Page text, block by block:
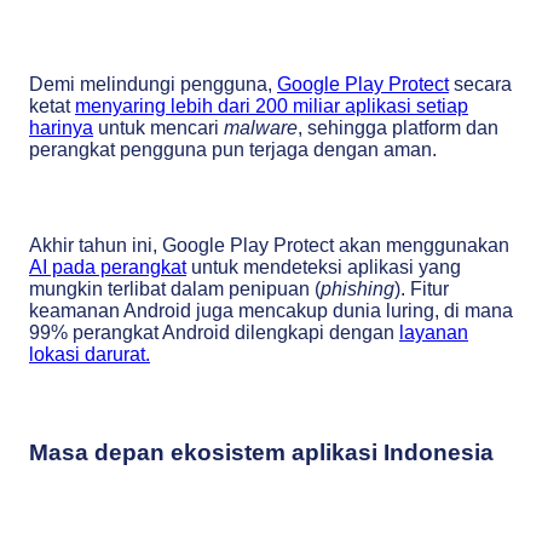
Demi melindungi pengguna, Google Play Protectsecara
ketat menyaring lebih dari 200 miliar aplikasi setiap
harinya untuk mencari malware, sehingga platform dan
perangkat pengguna pun terjaga dengan aman.
Akhir tahun ini, Google Play Protect akan menggunakan
AI pada perangkatuntuk mendeteksi aplikasi yang
mungkin terlibat dalam penipuan (phishing). Fitur
keamanan Android juga mencakup dunia luring, di mana
99% perangkat Android dilengkapi dengan layanan
lokasi darurat.
Masa depan ekosistem aplikasi Indonesia